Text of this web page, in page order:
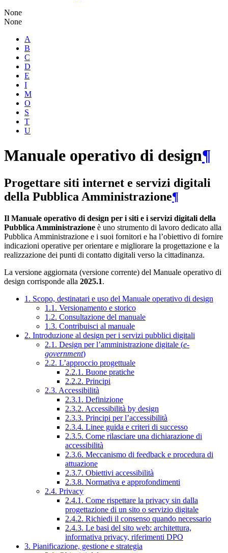
None
None
A
B
C
D
E
I
M
O
S
T
U
Manuale operativo di design¶
Progettare siti internet e servizi digitali
della Pubblica Amministrazione¶
Il Manuale operativo di design per i siti e i servizi digitali della
Pubblica Amministrazione è uno strumento di lavoro dedicato alla
Pubblica Amministrazione e i suoi fornitori e ha l’obiettivo di fornire
indicazioni operative per orientare e migliorare la progettazione e la
realizzazione dei punti di contatto digitali verso la cittadinanza.
La versione aggiornata (versione corrente) del Manuale operativo di
design corrisponde alla 2025.1.
1. Scopo, destinatari e uso del Manuale operativo di design
1.1. Versionamento e storico
1.2. Consultazione del manuale
1.3. Contribuisci al manuale
2. Introduzione al design per i servizi pubblici digitali
2.1. Design per l’amministrazione digitale (e-
government)
2.2. L’approccio progettuale
2.2.1. Buone pratiche
2.2.2. Principi
2.3. Accessibilità
2.3.1. Definizione
2.3.2. Accessibilità by design
2.3.3. Principi per l’accessibilità
2.3.4. Linee guida e criteri di successo
2.3.5. Come rilasciare una dichiarazione di
accessibilità
2.3.6. Meccanismo di feedback e procedura di
attuazione
2.3.7. Obiettivi accessibilità
2.3.8. Normativa e approfondimenti
2.4. Privacy
2.4.1. Come rispettare la privacy sin dalla
progettazione di un sito o servizio digitale
2.4.2. Richiedi il consenso quando necessario
2.4.3. Le basi del sito web: architettura,
informativa privacy, riferimenti DPO
3. Pianificazione, gestione e strategia